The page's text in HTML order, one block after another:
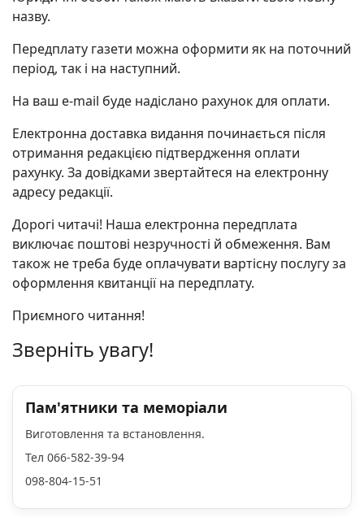
назву.
Передплату газети можна оформити як на поточний
період, так і на наступний.
На ваш e-mail буде надіслано рахунок для оплати.
Електронна доставка видання починається після
отримання редакцією підтвердження оплати
рахунку. За довідками звертайтеся на електронну
адресу редакції.
Дорогі читачі! Наша електронна передплата
виключає поштові незручності й обмеження. Вам
також не треба буде оплачувати вартісну послугу за
оформлення квитанції на передплату.
Приємного читання!
Зверніть увагу!
Пам'ятники та меморіали
Виготовлення та встановлення.
Тел 066-582-39-94
098-804-15-51